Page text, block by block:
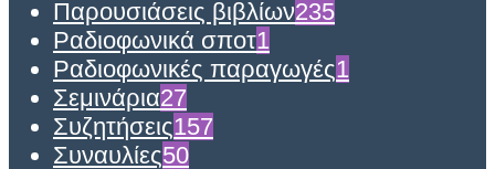
Παρουσιάσεις βιβλίων235
Ραδιοφωνικά σποτ1
Ραδιοφωνικές παραγωγές1
Σεμινάρια27
Συζητήσεις157
Συναυλίες50